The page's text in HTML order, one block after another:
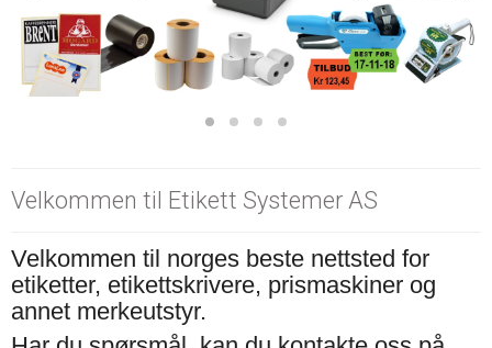
Velkommen til Etikett Systemer AS
Velkommen til norges beste nettsted for
etiketter, etikettskrivere, prismaskiner og
annet merkeutstyr.